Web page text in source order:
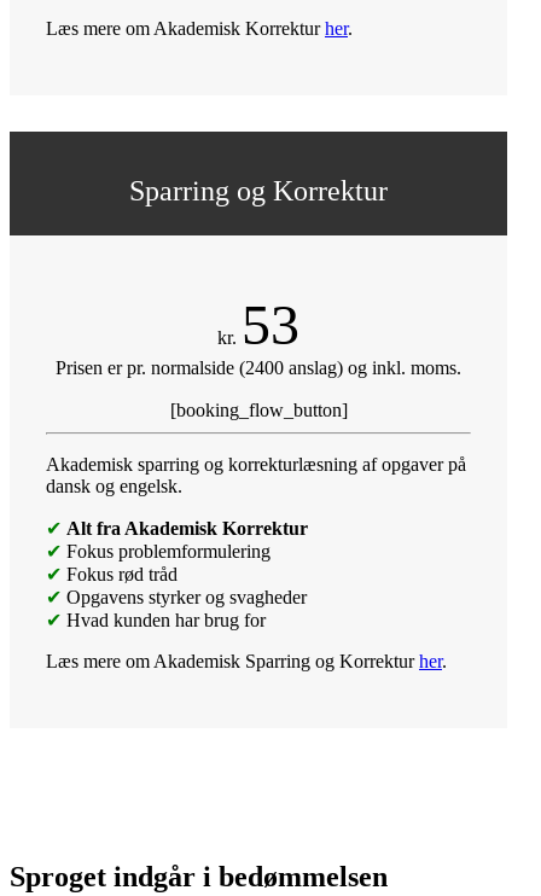
Læs mere om Akademisk Korrekturher.
Sparring og Korrektur
kr. 53
Prisen er pr. normalside (2400 anslag) og inkl. moms.
[booking_flow_button]
Akademisk sparring og korrekturlæsning af opgaver på
dansk og engelsk.
✔ Alt fra Akademisk Korrektur
✔ Fokus problemformulering
✔ Fokus rød tråd
✔ Opgavens styrker og svagheder
✔ Hvad kunden har brug for
Læs mere om Akademisk Sparring og Korrekturher.
Sproget indgår i bedømmelsen